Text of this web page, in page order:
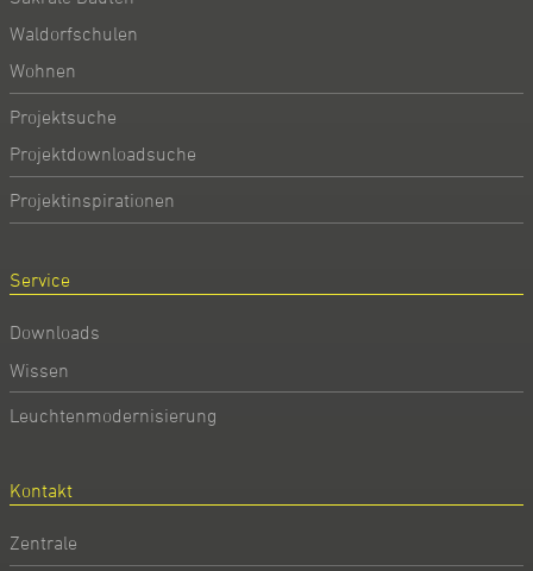
Waldorfschulen
Wohnen
Projektsuche
Projektdownloadsuche
Projektinspirationen
Service
Downloads
Wissen
Leuchtenmodernisierung
Kontakt
Zentrale